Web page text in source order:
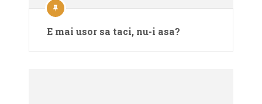
E mai usor sa taci, nu-i asa?